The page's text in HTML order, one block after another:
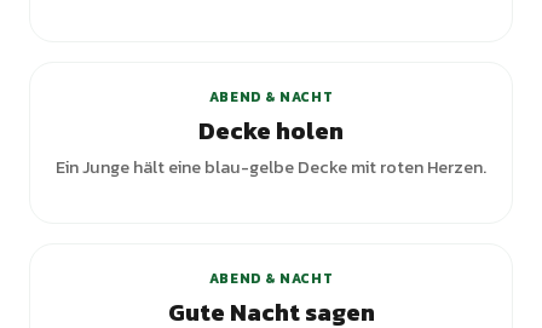
ABEND & NACHT
Decke holen
Ein Junge hält eine blau-gelbe Decke mit roten Herzen.
ABEND & NACHT
Gute Nacht sagen